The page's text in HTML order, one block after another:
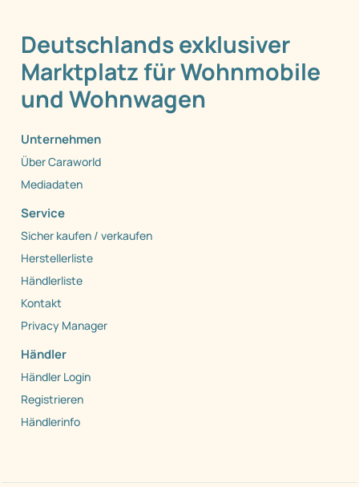
Deutschlands exklusiver
Marktplatz für Wohnmobile
und Wohnwagen
Unternehmen
Über Caraworld
Mediadaten
Service
Sicher kaufen / verkaufen
Herstellerliste
Händlerliste
Kontakt
Privacy Manager
Händler
Händler Login
Registrieren
Händlerinfo